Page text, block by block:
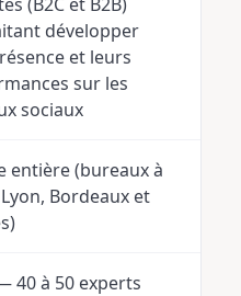
développer
et leurs
sur les
sociaux
entière (bureaux à
Bordeaux et
40 à 50 experts